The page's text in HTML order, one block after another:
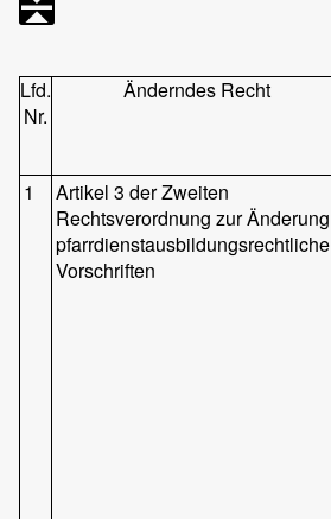
Lfd.
Nr.
Änderndes Recht
1
Artikel 3 der Zweiten
Rechtsverordnung zur Änderung
Vorschriften